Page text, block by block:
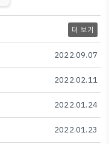
더 보기
2022.09.07
2022.02.11
2022.01.24
2022.01.23